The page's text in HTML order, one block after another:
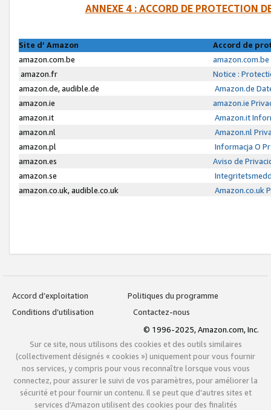
ANNEXE 4 : ACCORD DE PROTECTION
Site d’ Amazon
Accord de
amazon.com.be
amazon.fr
Notice :
amazon.de, audible.de
Amazon.de
amazon.ie
amazon.ie
amazon.it
Amazon.it
amazon.nl
Amazon.nl
amazon.pl
Informacja O
amazon.es
Aviso de
amazon.se
amazon.co.uk, audible.co.uk
Amazon.co.uk
Accord d’exploitation
Politiques du programme
Conditions d’utilisation
Contactez-nous
© 1996-2025, Amazon.com, Inc.
Sur ce site, nous utilisons des cookies et des outils similaires
(collectivement désignés « cookies ») uniquement pour vous fournir
nos services, y compris pour vous reconnaître lorsque vous vous
connectez, pour assurer le suivi de vos paramètres, pour améliorer la
sécurité et pour fournir un contenu. Il se peut que d’autres sites et
services d’Amazon utilisent des cookies pour des finalités